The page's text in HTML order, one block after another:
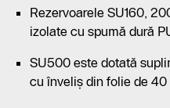
Rezervoarele SU160,
izolate cu spumă dură
SU500 este dotată
cu înveliş din folie de